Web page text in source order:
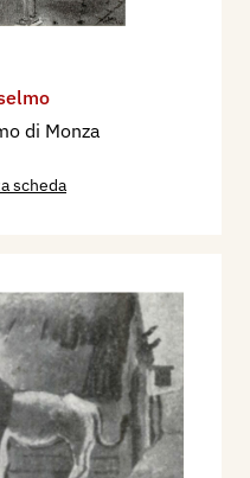
di Monza
scheda